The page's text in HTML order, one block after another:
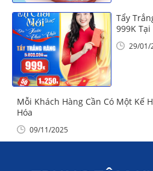
Tẩy
999K
29/01/
Mỗi Khách Hàng Cần Có Một Kế
Hóa
09/11/2025